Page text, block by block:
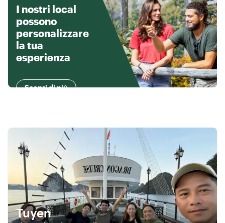
I nostri local
possono
personalizzare
la tua
esperienza
Scopri di più
Tuyen